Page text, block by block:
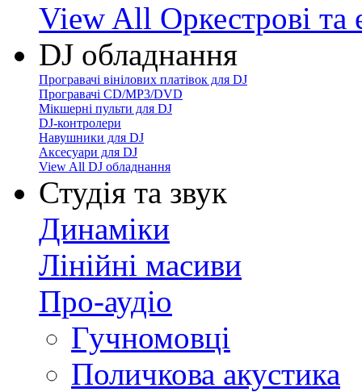
View All Оркестрові та
DJ обладнання
Програвачі вінілових платівок для DJ
Програвачі CD/MP3/DVD
Мікшерні пульти для DJ
DJ-контролери
Навушники для DJ
Аксесуари для DJ
View All DJ обладнання
Студія та звук
Динаміки
Лінійні масиви
Про-аудіо
Гучномовці
Поличкова акустика